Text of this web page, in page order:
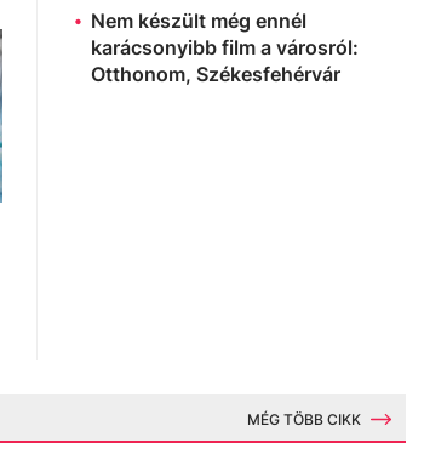
Nem készült még ennél
karácsonyibb film a városról:
Otthonom, Székesfehérvár
MÉG TÖBB CIKK